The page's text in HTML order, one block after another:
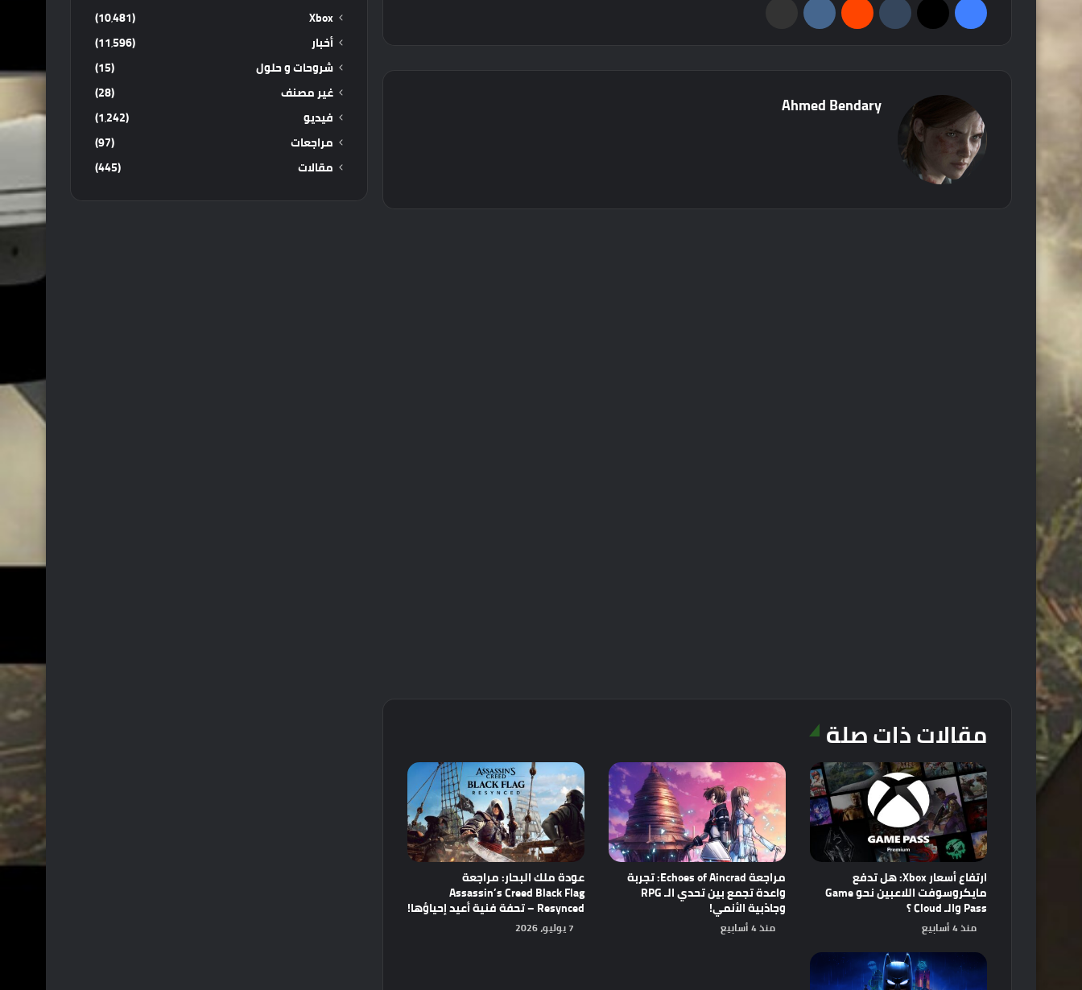
Ahmed Bendary
مقالات ذات صلة
ارتفاع أسعار Xbox: هل تدفع
مايكروسوفت اللاعبين نحو Game
Pass والـ Cloud ؟
منذ 4 أسابيع
مراجعة Echoes of Aincrad: تجربة
واعدة تجمع بين تحدي الـ RPG
وجاذبية الأنمي!
منذ 4 أسابيع
عودة ملك البحار: مراجعة
Assassin’s Creed Black Flag
Resynced – تحفة فنية أعيد إحياؤها!
7 يوليو، 2026
Xbox
(10٬481)
أخبار
(11٬596)
شروحات و حلول
(15)
غير مصنف
(28)
فيديو
(1٬242)
مراجعات
(97)
مقالات
(445)